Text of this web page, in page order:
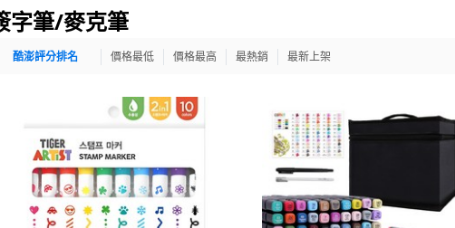
字筆/麥克筆
酷澎評分排名 價格最低 價格最高 最熱銷 最新上架